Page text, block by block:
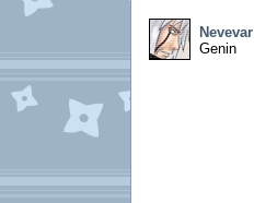
Nevevar
Genin